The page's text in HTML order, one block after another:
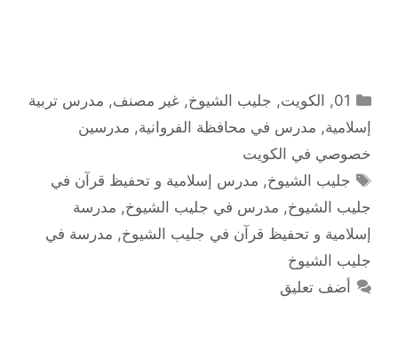
التصنيفات
01
, الكويت, جليب الشيوخ,غير مصنف, مدرس تربية
إسلامية, مدرس في محافظة الفروانية, مدرسين
خصوصي في الكويت
الوسوم
جليب الشيوخ, مدرس إسلامية و تحفيظ قرآن في
جليب الشيوخ, مدرس في جليب الشيوخ, مدرسة
إسلامية و تحفيظ قرآن في جليب الشيوخ, مدرسة في
جليب الشيوخ
أضف تعليق